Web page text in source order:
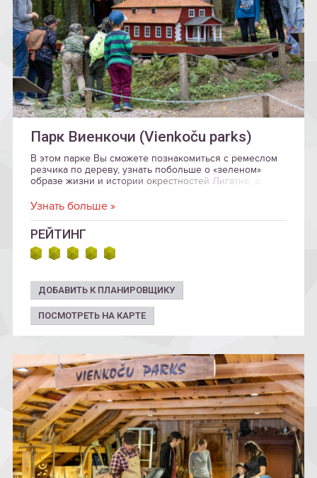
Парк Виенкочи (Vienkoču parks)
В этом парке Вы сможете познакомиться с ремеслом
резчика по дереву, узнать побольше о «зеленом»
образе жизни и истории окрестностей Лигатне, а
деревянных скульптур и объектов.
Узнать больше »
РЕЙТИНГ
ДОБАВИТЬ К ПЛАНИРОВЩИКУ
ПОСМОТРЕТЬ НА КАРТЕ